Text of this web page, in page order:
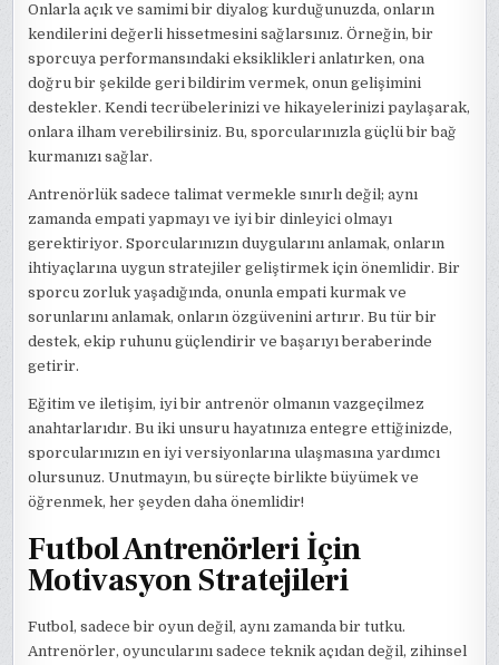
Onlarla açık ve samimi bir diyalog kurduğunuzda, onların
kendilerini değerli hissetmesini sağlarsınız. Örneğin, bir
sporcuya performansındaki eksiklikleri anlatırken, ona
doğru bir şekilde geri bildirim vermek, onun gelişimini
destekler. Kendi tecrübelerinizi ve hikayelerinizi paylaşarak,
onlara ilham verebilirsiniz. Bu, sporcularınızla güçlü bir bağ
kurmanızı sağlar.
Antrenörlük sadece talimat vermekle sınırlı değil; aynı
zamanda empati yapmayı ve iyi bir dinleyici olmayı
gerektiriyor. Sporcularınızın duygularını anlamak, onların
ihtiyaçlarına uygun stratejiler geliştirmek için önemlidir. Bir
sporcu zorluk yaşadığında, onunla empati kurmak ve
sorunlarını anlamak, onların özgüvenini artırır. Bu tür bir
destek, ekip ruhunu güçlendirir ve başarıyı beraberinde
getirir.
Eğitim ve iletişim, iyi bir antrenör olmanın vazgeçilmez
anahtarlarıdır. Bu iki unsuru hayatınıza entegre ettiğinizde,
sporcularınızın en iyi versiyonlarına ulaşmasına yardımcı
olursunuz. Unutmayın, bu süreçte birlikte büyümek ve
öğrenmek, her şeyden daha önemlidir!
Futbol Antrenörleri İçin
Motivasyon Stratejileri
Futbol, sadece bir oyun değil, aynı zamanda bir tutku.
Antrenörler, oyuncularını sadece teknik açıdan değil, zihinsel